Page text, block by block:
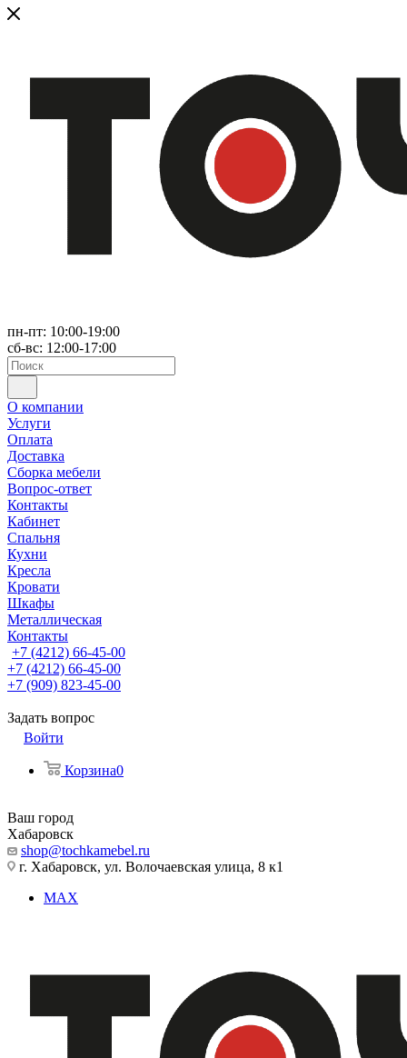
пн-пт: 10:00-19:00
сб-вс: 12:00-17:00
О компании
Услуги
Оплата
Доставка
Сборка мебели
Вопрос-ответ
Контакты
Кабинет
Спальня
Кухни
Кресла
Кровати
Шкафы
Металлическая
Контакты
+7 (4212) 66-45-00
+7 (4212) 66-45-00
+7 (909) 823-45-00
Задать вопрос
Войти
Корзина0
Ваш город
Хабаровск
shop@tochkamebel.ru
г. Хабаровск, ул. Волочаевская улица, 8 к1
MAX